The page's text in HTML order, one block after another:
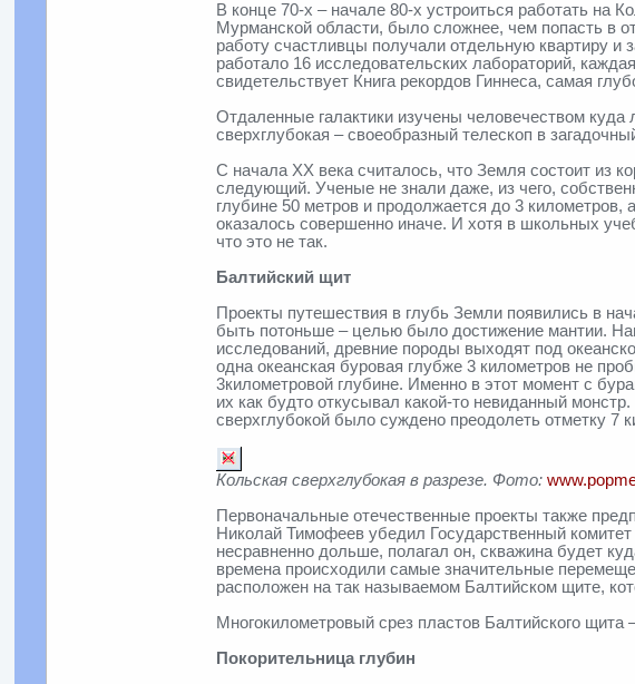
В конце 70-х – начале 80-х устроиться работать на
Мурманской области, было сложнее, чем попасть в
работу счастливцы получали отдельную квартиру
работало 16 исследовательских лабораторий,
свидетельствует Книга рекордов Гиннеса, самая
Отдаленные галактики изучены человечеством куда
сверхглубокая – своеобразный телескоп в
С начала XX века считалось, что Земля состоит из
следующий. Ученые не знали даже, из чего,
глубине 50 метров и продолжается до 3
оказалось совершенно иначе. И хотя в школьных
что это не так.
Балтийский щит
Проекты путешествия в глубь Земли появились в
быть потоньше – целью было достижение мантии.
исследований, древние породы выходят под
одна океанская буровая глубже 3 километров не
3километровой глубине. Именно в этот момент с
их как будто откусывал какой-то невиданный
сверхглубокой было суждено преодолеть отметку 7
Кольская сверхглубокая в разрезе. Фото:
Первоначальные отечественные проекты также
Николай Тимофеев убедил Государственный
несравненно дольше, полагал он, скважина будет
времена происходили самые значительные
расположен на так называемом Балтийском щите,
Многокилометровый срез пластов Балтийского
Покорительница глубин